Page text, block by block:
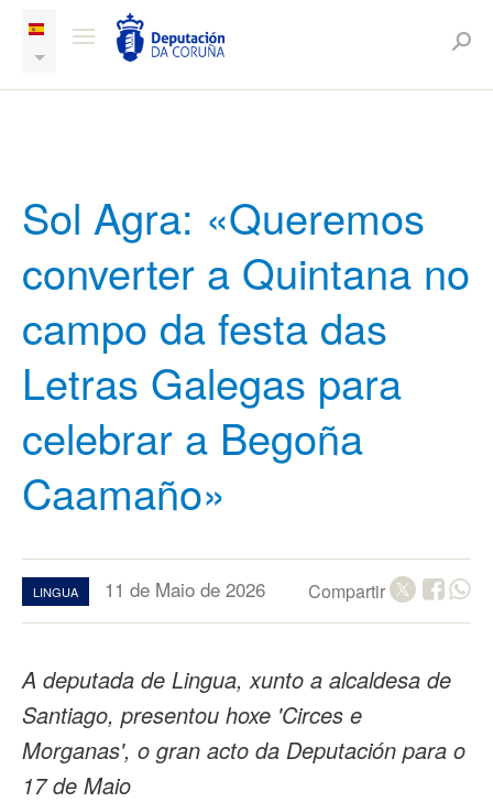
Sol Agra: «Queremos
converter a Quintana no
campo da festa das
Letras Galegas para
celebrar a Begoña
Caamaño»
LINGUA 11 de Maio de 2026 Compartir
A deputada de Lingua, xunto a alcaldesa de
Santiago, presentou hoxe 'Circes e
Morganas', o gran acto da Deputación para o
17 de Maio